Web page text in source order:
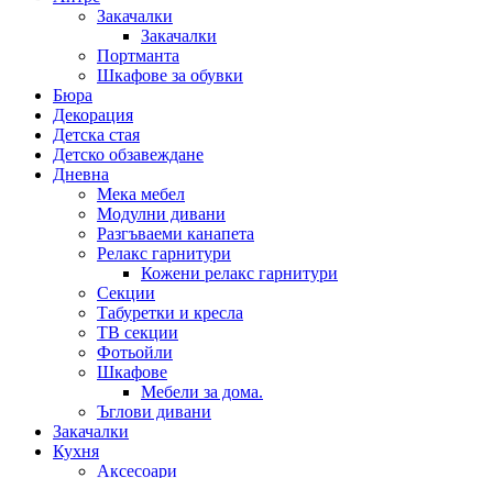
Закачалки
Закачалки
Портманта
Шкафове за обувки
Бюра
Декорация
Детска стая
Детско обзавеждане
Дневна
Мека мебел
Модулни дивани
Разгъваеми канапета
Релакс гарнитури
Кожени релакс гарнитури
Секции
Табуретки и кресла
ТВ секции
Фотьойли
Шкафове
Мебели за дома.
Ъглови дивани
Закачалки
Кухня
Аксесоари